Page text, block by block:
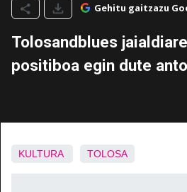
Gehitu gaitzazu
Tolosandblues
positiboa egin dute
KULTURA TOLOSA